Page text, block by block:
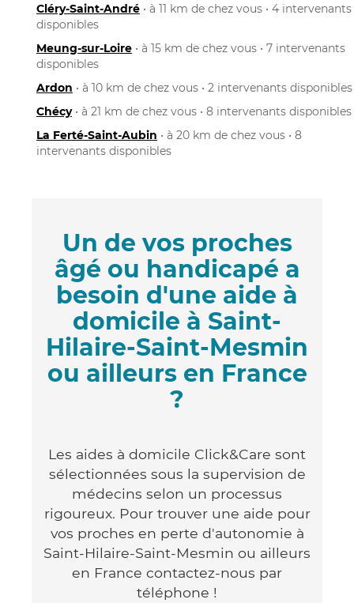
Cléry-Saint-André • à 11 km de chez vous • 4 intervenants
disponibles
Meung-sur-Loire • à 15 km de chez vous • 7 intervenants
disponibles
Ardon • à 10 km de chez vous • 2 intervenants disponibles
Chécy• à 21 km de chez vous • 8 intervenants disponibles
La Ferté-Saint-Aubin • à 20 km de chez vous • 8
intervenants disponibles
Un de vos proches
âgé ou handicapé a
besoin d'une aide à
domicile à Saint-
Hilaire-Saint-Mesmin
ou ailleurs en France
?
Les aides à domicile Click&Care sont
sélectionnées sous la supervision de
médecins selon un processus
rigoureux. Pour trouver une aide pour
vos proches en perte d'autonomie à
Saint-Hilaire-Saint-Mesmin ou ailleurs
en France contactez-nous par
téléphone !